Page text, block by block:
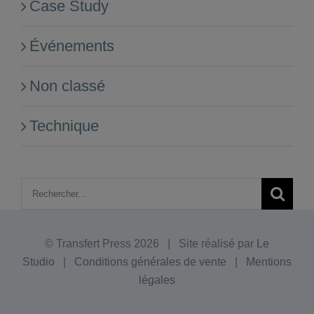
Case Study
Événements
Non classé
Technique
Rechercher:
© Transfert Press 2026 | Site réalisé par
Le
Studio
Conditions générales de vente
Mentions
légales